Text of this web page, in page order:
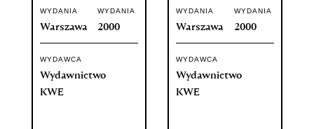
WYDANIA
Warszawa
WYDANIA
2000
WYDAWCA
Wydawnictwo
KWE
WYDANIA
Warszawa
WYDANIA
2000
WYDAWCA
Wydawnictwo
KWE